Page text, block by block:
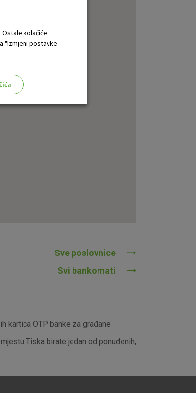
Sve poslovnice
Svi bankomati
kartica OTP banke za građane
Tiska birate jedan od ponuđenih,
kolačiće
"Izmjeni postavke